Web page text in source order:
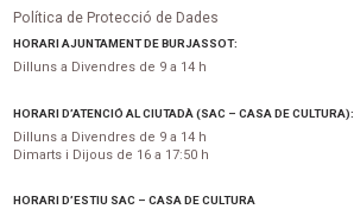
Política de Protecció de Dades
HORARI AJUNTAMENT DE BURJASSOT:
Dilluns a Divendres de 9 a 14 h
HORARI D’ATENCIÓ AL CIUTADÀ (SAC – CASA DE CULTURA):
Dilluns a Divendres de 9 a 14 h
Dimarts i Dijous de 16 a 17:50 h
HORARI D’ESTIU SAC – CASA DE CULTURA